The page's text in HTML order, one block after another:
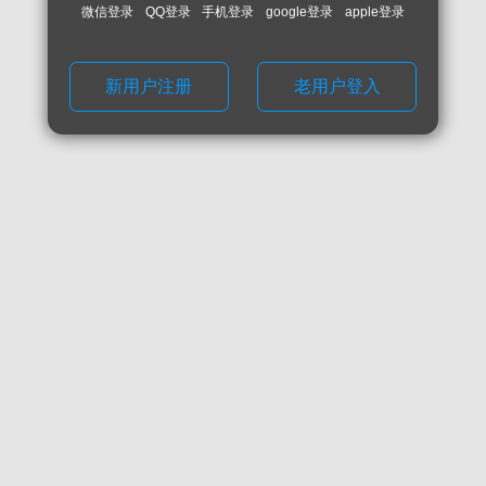
微信登录 QQ登录 手机登录 google登录 apple登录
新用户注册 老用户登入